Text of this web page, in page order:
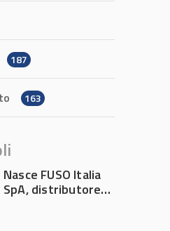
187
163
Nasce FUSO Italia
SpA, distributore